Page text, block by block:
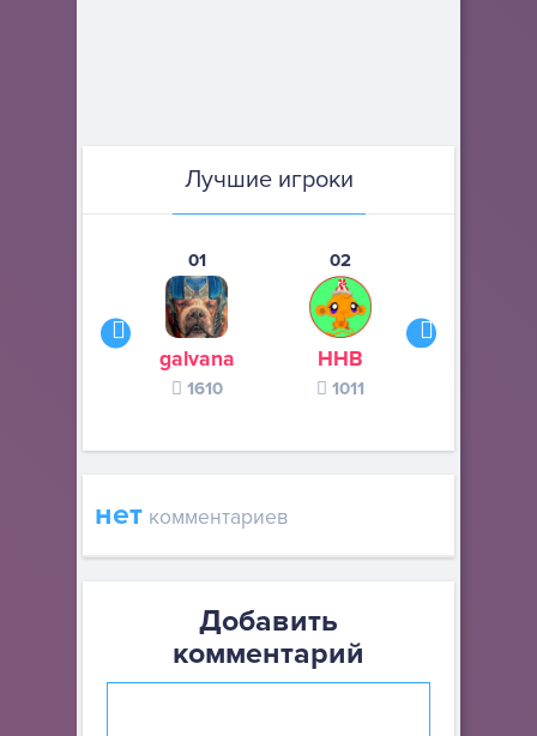
Лучшие игроки
01
galvana
1610
02
ННВ
1011
нет комментариев
Добавить
комментарий